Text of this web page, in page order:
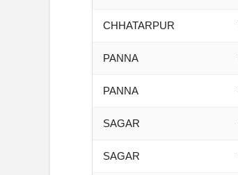
CHHATARPUR
PANNA
PANNA
SAGAR
SAGAR